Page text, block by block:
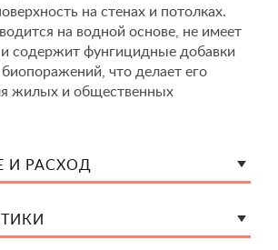
на стенах и потолках.
на водной основе, не имеет
и содержит фунгицидные добавки
что делает его
жилых и общественных
И РАСХОД